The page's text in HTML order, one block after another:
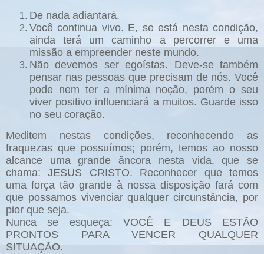
De nada adiantará.
Você continua vivo. E, se está nesta condição,
ainda terá um caminho a percorrer e uma
missão a empreender neste mundo.
Não devemos ser egoístas. Deve-se também
pensar nas pessoas que precisam de nós. Você
pode nem ter a mínima noção, porém o seu
viver positivo influenciará a muitos. Guarde isso
no seu coração.
Meditem nestas condições, reconhecendo as
fraquezas que possuímos; porém, temos ao nosso
alcance uma grande âncora nesta vida, que se
chama: JESUS CRISTO. Reconhecer que temos
uma força tão grande à nossa disposição fará com
que possamos vivenciar qualquer circunstância, por
pior que seja.
Nunca se esqueça: VOCÊ E DEUS ESTÃO
PRONTOS PARA VENCER QUALQUER
SITUAÇÃO.